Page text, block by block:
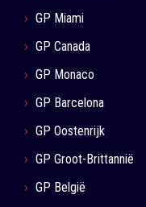
GP Miami
GP Canada
GP Monaco
GP Barcelona
GP Oostenrijk
GP Groot-Brittannië
GP België